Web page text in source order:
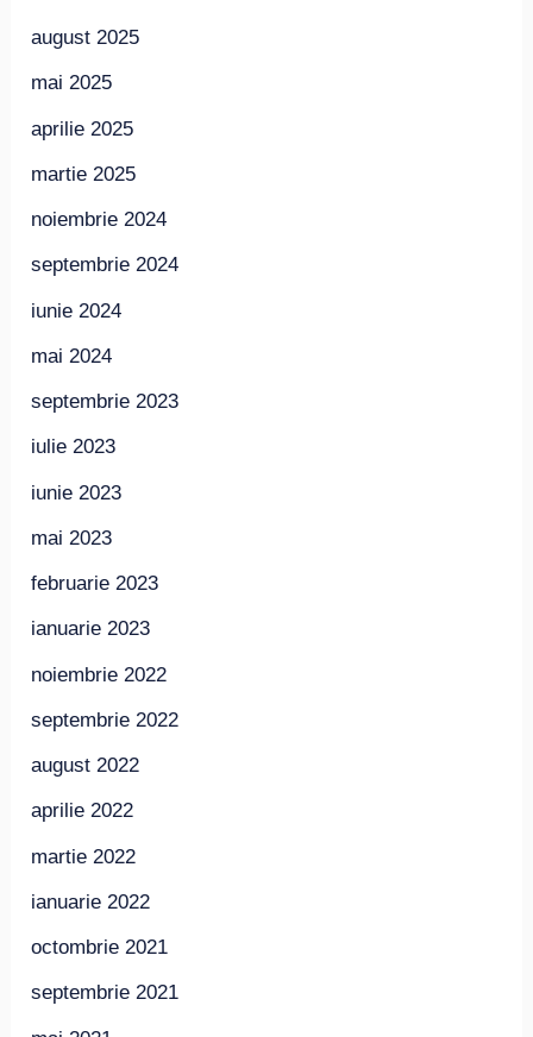
august 2025
mai 2025
aprilie 2025
martie 2025
noiembrie 2024
septembrie 2024
iunie 2024
mai 2024
septembrie 2023
iulie 2023
iunie 2023
mai 2023
februarie 2023
ianuarie 2023
noiembrie 2022
septembrie 2022
august 2022
aprilie 2022
martie 2022
ianuarie 2022
octombrie 2021
septembrie 2021